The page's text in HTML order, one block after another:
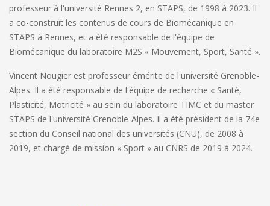
professeur à l'université Rennes 2, en STAPS, de 1998 à 2023. Il
a co-construit les contenus de cours de Biomécanique en
STAPS à Rennes, et a été responsable de l'équipe de
Biomécanique du laboratoire M2S « Mouvement, Sport, Santé ».
Vincent Nougier est professeur émérite de l'université Grenoble-
Alpes. Il a été responsable de l'équipe de recherche « Santé,
Plasticité, Motricité » au sein du laboratoire TIMC et du master
STAPS de l'université Grenoble-Alpes. Il a été président de la 74e
section du Conseil national des universités (CNU), de 2008 à
2019, et chargé de mission « Sport » au CNRS de 2019 à 2024.